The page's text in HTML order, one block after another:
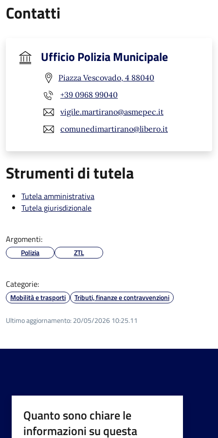
Contatti
Ufficio Polizia Municipale
Piazza Vescovado, 4 88040
+39 0968 99040
vigile.martirano@asmepec.it
comunedimartirano@libero.it
Strumenti di tutela
Tutela amministrativa
Tutela giurisdizionale
Argomenti:
Polizia ZTL
Categorie:
Mobilità e trasporti Tributi, finanze e contravvenzioni
Ultimo aggiornamento: 20/05/2026 10:25.11
Quanto sono chiare le
informazioni su questa